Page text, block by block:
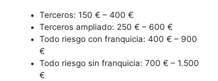
Terceros: 150 € – 400 €
Terceros ampliado: 250 € – 600 €
Todo riesgo con franquicia: 400 € – 900
€
Todo riesgo sin franquicia: 700 € – 1.500
€